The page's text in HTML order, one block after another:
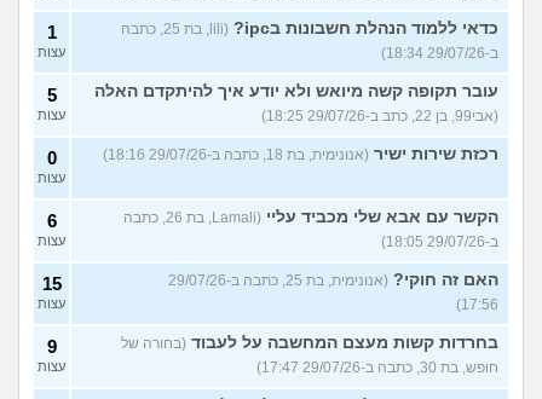
כדאי ללמוד הנהלת חשבונות בipc?
(lili, בת 25, כתבה
ב-29/07/26 18:34)
1
עצות
עובר תקופה קשה מיואש ולא יודע איך להיתקדם האלה
(אבי99, בן 22, כתב ב-29/07/26 18:25)
5
עצות
רכזת שירות ישיר (אנונימית, בת 18, כתבה ב-29/07/26 18:16) 0
עצות
הקשר עם אבא שלי מכביד עליי
(Lamali, בת 26, כתבה
ב-29/07/26 18:05)
6
עצות
האם זה חוקי?
(אנונימית, בת 25, כתבה ב-29/07/26
17:56)
15
עצות
בחרדות קשות מעצם המחשבה על לעבוד (בחורה של
חופש, בת 30, כתבה ב-29/07/26 17:47)
9
עצות